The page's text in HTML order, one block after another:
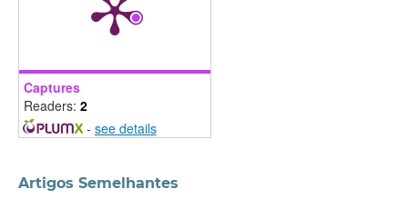
Captures
Readers: 2
- see details
Artigos Semelhantes